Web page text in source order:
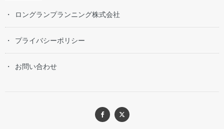
ロングランプランニング株式会社
プライバシーポリシー
お問い合わせ